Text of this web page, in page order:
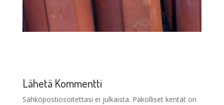
Lähetä Kommentti
Sähköpostiosoitettasi ei julkaista. Pakolliset kentät on